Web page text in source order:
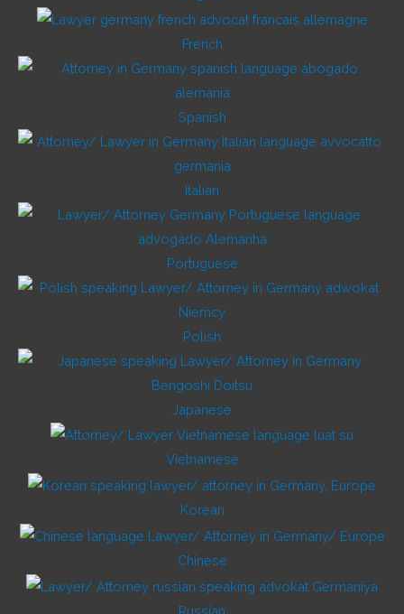
French
Spanish
Italian
Portuguese
Polish
Japanese
Vietnamese
Korean
Chinese
Russian